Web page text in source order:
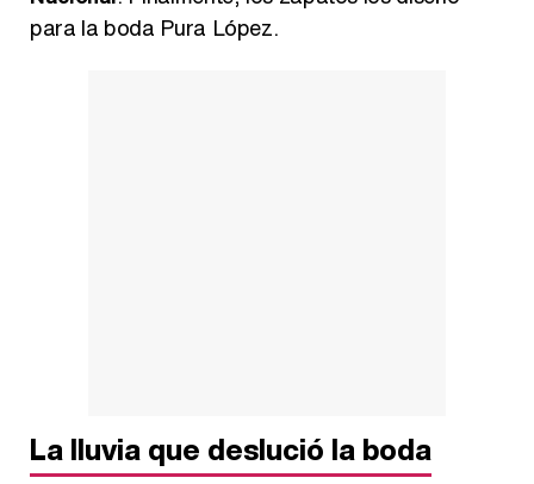
para la boda Pura López.
La lluvia que deslució la boda